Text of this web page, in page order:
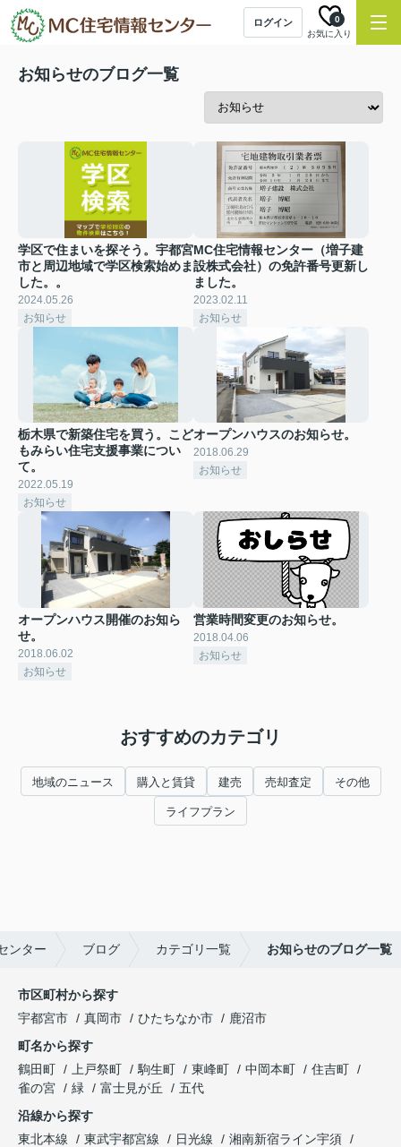
ログイン
お気に入り
0
お知らせのブログ一覧
学区で住まいを探そう。宇都宮
市と周辺地域で学区検索始めま
した。。
2024.05.26
お知らせ
MC住宅情報センター（増子建
設株式会社）の免許番号更新し
ました。
2023.02.11
お知らせ
栃木県で新築住宅を買う。こど
もみらい住宅支援事業につい
て。
2022.05.19
お知らせ
オープンハウスのお知らせ。
2018.06.29
お知らせ
オープンハウス開催のお知ら
せ。
2018.06.02
お知らせ
営業時間変更のお知らせ。
2018.04.06
お知らせ
おすすめのカテゴリ
地域のニュース 購入と賃貸 建売 売却査定 その他
ライフプラン
ンター ブログ カテゴリ一覧 お知らせのブログ一覧
市区町村から探す
宇都宮市
真岡市 ひたちなか市
鹿沼市
町名から探す
鶴田町
上戸祭町 駒生町 東峰町 中岡本町
住吉町
雀の宮
緑 富士見が丘
五代
沿線から探す
東北本線
東武宇都宮線 日光線
湘南新宿ライン宇須